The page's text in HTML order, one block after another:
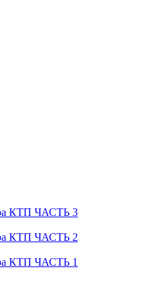
КТП ЧАСТЬ 3
КТП ЧАСТЬ 2
КТП ЧАСТЬ 1